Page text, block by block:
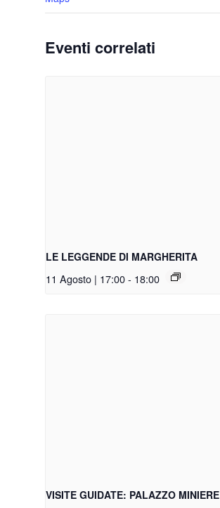
Eventi correlati
LE LEGGENDE DI MARGHERITA
11 Agosto | 17:00- 18:00
VISITE GUIDATE: PALAZZO MINIERE